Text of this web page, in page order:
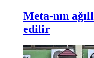
Meta-nın
edilir